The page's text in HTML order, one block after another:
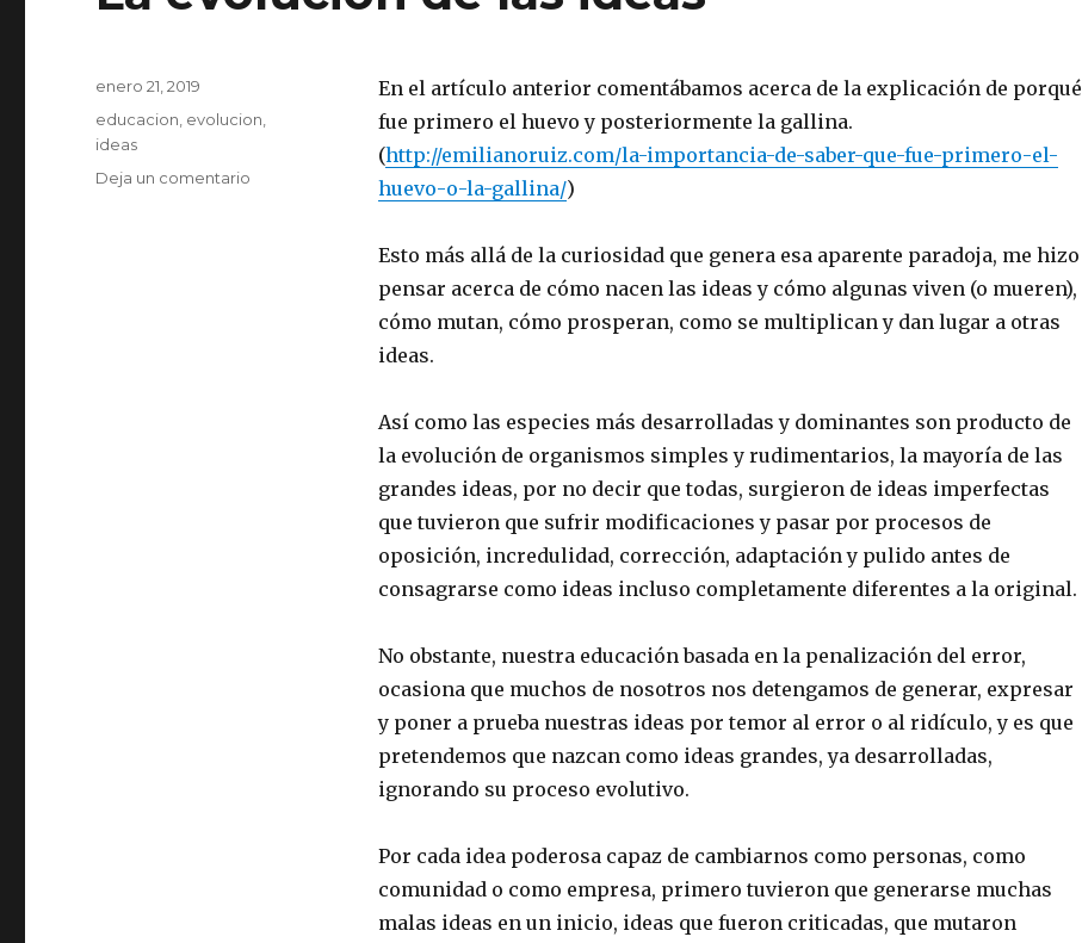
En el artículo anterior comentábamos acerca de la explicación de porqué
fue primero el huevo y posteriormente la gallina.
(http://emilianoruiz.com/la-importancia-de-saber-que-fue-primero-el-
huevo-o-la-gallina/)
Esto más allá de la curiosidad que genera esa aparente paradoja, me hizo
pensar acerca de cómo nacen las ideas y cómo algunas viven (o mueren),
cómo mutan, cómo prosperan, como se multiplican y dan lugar a otras
ideas.
Así como las especies más desarrolladas y dominantes son producto de
la evolución de organismos simples y rudimentarios, la mayoría de las
grandes ideas, por no decir que todas, surgieron de ideas imperfectas
que tuvieron que sufrir modificaciones y pasar por procesos de
oposición, incredulidad, corrección, adaptación y pulido antes de
consagrarse como ideas incluso completamente diferentes a la original.
No obstante, nuestra educación basada en la penalización del error,
ocasiona que muchos de nosotros nos detengamos de generar, expresar
y poner a prueba nuestras ideas por temor al error o al ridículo, y es que
pretendemos que nazcan como ideas grandes, ya desarrolladas,
ignorando su proceso evolutivo.
Por cada idea poderosa capaz de cambiarnos como personas, como
comunidad o como empresa, primero tuvieron que generarse muchas
malas ideas en un inicio, ideas que fueron criticadas, que mutaron
Publicado
enero 21, 2019
Etiquetas
educacion evolucion
ideas
Deja un comentario